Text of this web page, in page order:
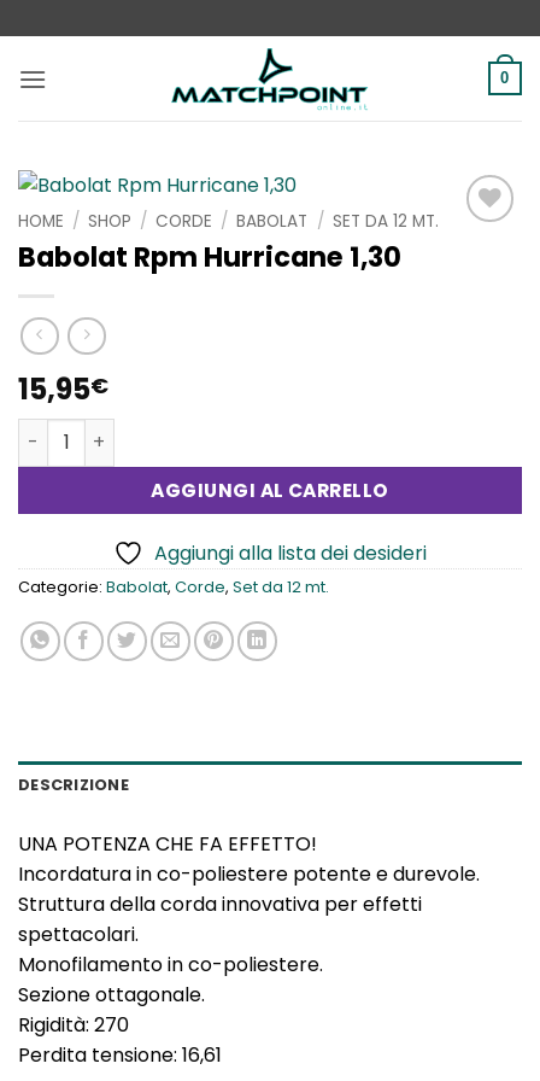
ai
contenuti
0
HOME / SHOP / CORDE / BABOLAT / SET DA 12 MT.
Babolat Rpm Hurricane 1,30
15,95€
Babolat Rpm Hurricane 1,30 quantità
AGGIUNGI AL CARRELLO
Aggiungi alla lista dei desideri
Categorie: Babolat, Corde, Set da 12 mt.
DESCRIZIONE
UNA POTENZA CHE FA EFFETTO!
Incordatura in co-poliestere potente e durevole.
Struttura della corda innovativa per effetti
spettacolari.
Monofilamento in co-poliestere.
Sezione ottagonale.
Rigidità: 270
Perdita tensione: 16,61